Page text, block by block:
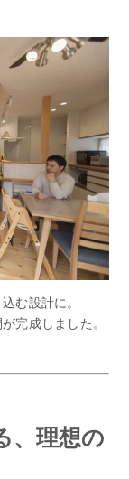
む設計に。
完成しました。
、理想の